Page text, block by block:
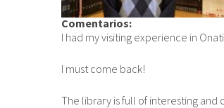
Comentarios:
I had my visiting experience in
I must come back!
The library is full of interesting and